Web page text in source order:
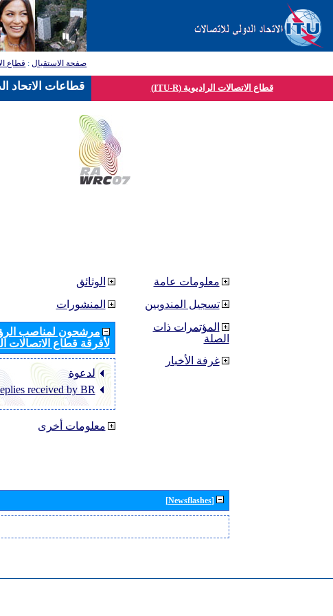
صفحة الاستقبال: قطاع
قطاع الاتصالات الراديوية (ITU-R)
الوثائق
المنشورات
مرشحون لمناصب
لأفرقة قطاع الاتصالات
لدعوة
received by BR
معلومات أخرى
معلومات عامة
تسجيل المندوبين
المؤتمرات ذات
الصلة
غرفة الأخبار
[Newsflashes]
قطاعات الاتحاد